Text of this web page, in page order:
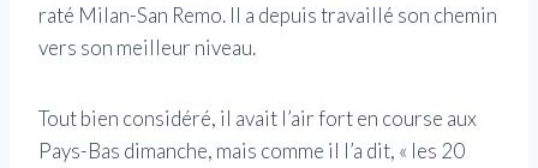
raté Milan-San Remo. Il a depuis travaillé son chemin
vers son meilleur niveau.
Tout bien considéré, il avait l’air fort en course aux
Pays-Bas dimanche, mais comme il l’a dit, « les 20